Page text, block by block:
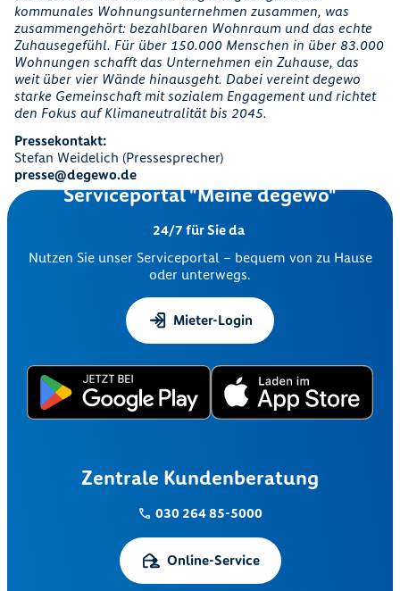
kommunales Wohnungsunternehmen zusammen, was
zusammengehört: bezahlbaren Wohnraum und das echte
Zuhausegefühl. Für über 150.000 Menschen in über 83.000
Wohnungen schafft das Unternehmen ein Zuhause, das
weit über vier Wände hinausgeht. Dabei vereint degewo
starke Gemeinschaft mit sozialem Engagement und richtet
den Fokus auf Klimaneutralität bis 2045.
Pressekontakt:
Stefan Weidelich (Pressesprecher)
presse@degewo.de
Serviceportal "Meine degewo"
24/7 für Sie da
Nutzen Sie unser Serviceportal – bequem von zu Hause
oder unterwegs.
Mieter-Login
Zentrale Kundenberatung
030 264 85-5000
Online-Service